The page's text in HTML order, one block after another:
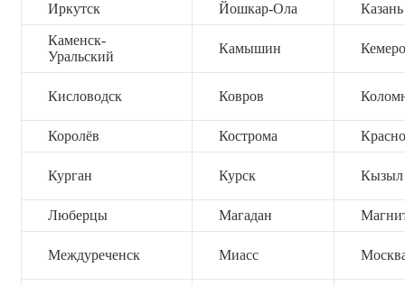
Иркутск Йошкар-Ола Казань
Каменск-
Уральский
Камышин
Кисловодск Ковров
Королёв Кострома
Курган Курск Кызыл
Люберцы Магадан
Междуреченск Миасс